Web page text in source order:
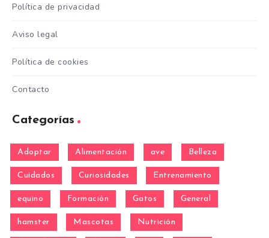
Política de privacidad
Aviso legal
Política de cookies
Contacto
Categorías
Adoptar Alimentación ave Belleza
Cuidados Curiosidades Entrenamiento
equino Formación Gatos General
hamster Mascotas Nutrición